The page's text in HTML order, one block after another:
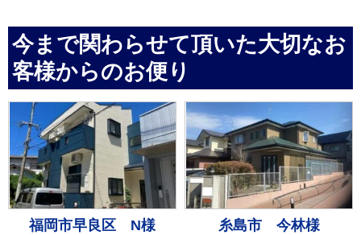
今まで関わらせて頂いた大切なお
客様からのお便り
福岡市早良区 N様 糸島市 今林様